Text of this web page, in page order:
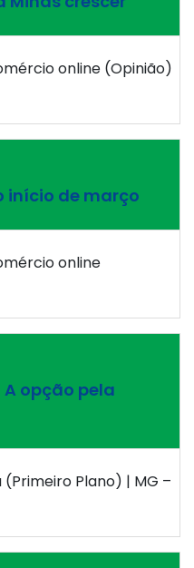
online (Opinião)
início de março
online
opção pela
(Primeiro Plano) | MG –